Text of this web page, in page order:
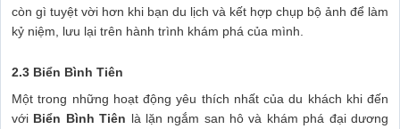
còn gì tuyệt vời hơn khi bạn du lịch và kết hợp chụp bộ ảnh để làm
kỷ niệm, lưu lại trên hành trình khám phá của mình.
2.3 Biển Bình Tiên
Một trong những hoạt động yêu thích nhất của du khách khi đến
với Biển Bình Tiên là lặn ngắm san hô và khám phá đại dương